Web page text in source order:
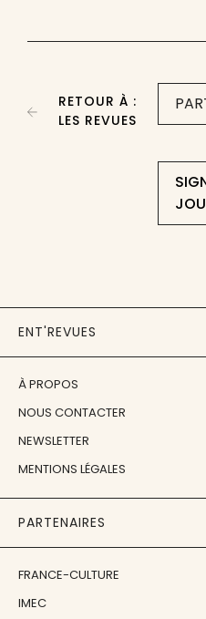
RETOUR À :
LES REVUES
ENT'REVUES
À PROPOS
NOUS CONTACTER
NEWSLETTER
MENTIONS LÉGALES
PARTENAIRES
FRANCE-CULTURE
IMEC